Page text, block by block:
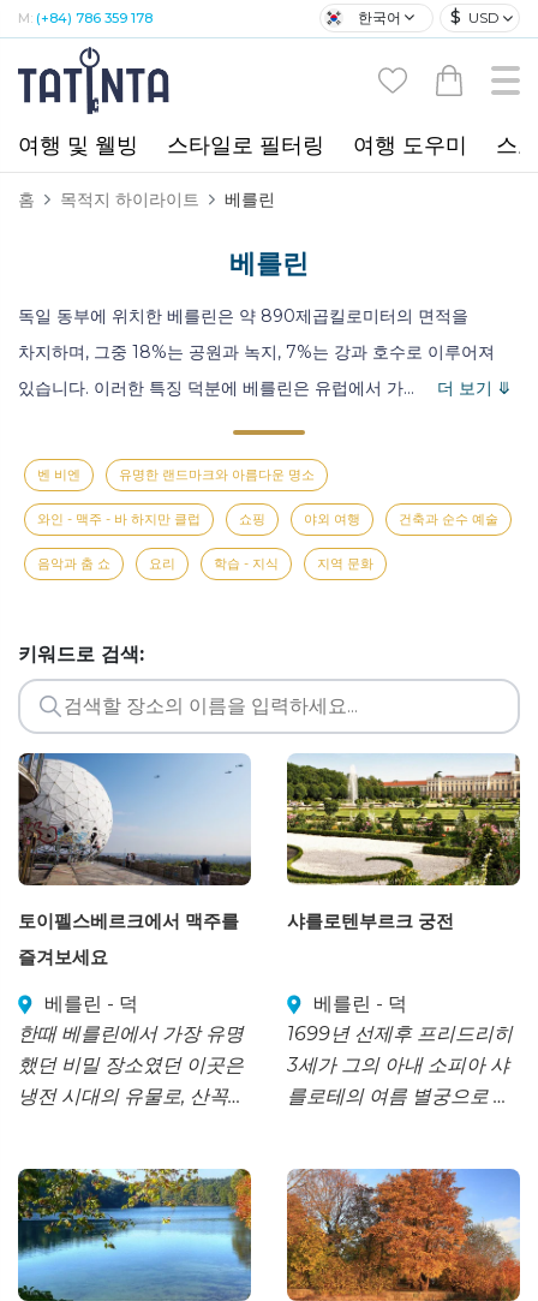
M: (+84) 786 359 178 한국어 $ USD
여행 및 웰빙 스타일로 필터링 여행 도우미 스
홈 목적지 하이라이트 베를린
베를린
독일 동부에 위치한 베를린은 약 890제곱킬로미터의 면적을
차지하며, 그중 18%는 공원과 녹지, 7%는 강과 호수로 이루어져
있습니다. 이러한 특징 덕분에 베를린은 유럽에서 가... 더 보기 ⤋
벤 비엔 유명한 랜드마크와 아름다운 명소
와인 - 맥주 - 바 하지만 클럽 쇼핑 야외 여행 건축과 순수 예술
음악과 춤 쇼 요리 학습 - 지식 지역 문화
키워드로 검색:
토이펠스베르크에서 맥주를
즐겨보세요
베를린 - 덕
한때 베를린에서 가장 유명
했던 비밀 장소였던 이곳은
냉전 시대의 유물로, 산꼭대
차 세계 대전에서 살아남은
곳입니다.
샤를로텐부르크 궁전
베를린 - 덕
1699년 선제후 프리드리히
3세가 그의 아내 소피아 샤
를로테의 여름 별궁으로 지
베를린에서 가장 큰 궁전입
니다.